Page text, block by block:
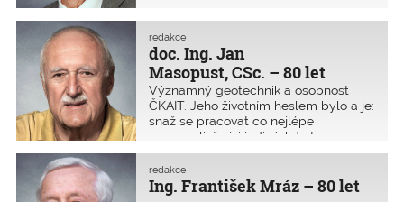
s respektováním příslušných norem.
doc. Ing. Jan
Masopust, CSc. – 80 let
redakce
Významný geotechnik a osobnost
ČKAIT. Jeho životním heslem bylo a je:
snaž se pracovat co nejlépe
a nemysli, že jsi jediný, kdo tomu
rozumí.
Ing. František Mráz – 80 let
redakce